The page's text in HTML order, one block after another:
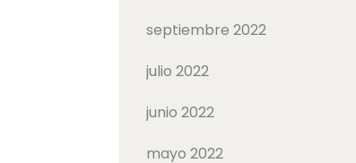
septiembre 2022
julio 2022
junio 2022
mayo 2022